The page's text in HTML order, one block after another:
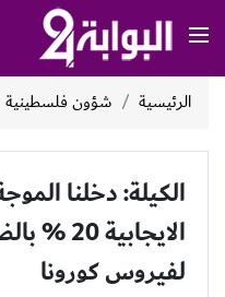
الرئيسية شؤون فلسطينية
الكيلة: دخلنا
لفيروس كورونا